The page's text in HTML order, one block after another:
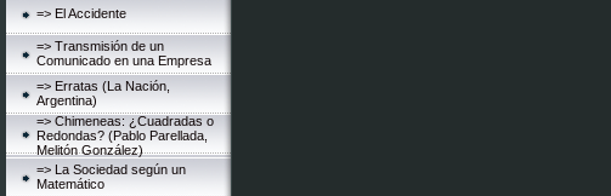
=> El Accidente
=> Transmisión de un
Comunicado en una Empresa
=> Erratas (La Nación,
Argentina)
=> Chimeneas: ¿Cuadradas o
Redondas? (Pablo Parellada,
Melitón González)
=> La Sociedad según un
Matemático